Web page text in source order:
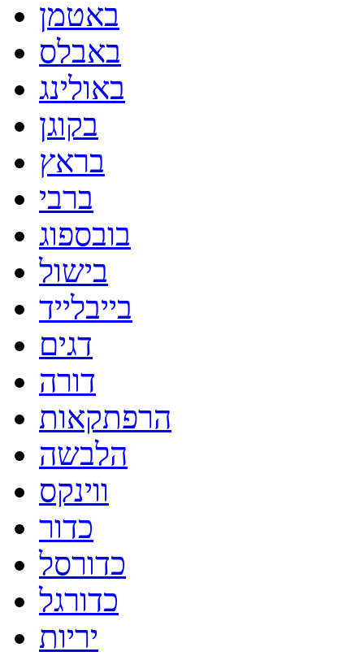
באטמן
באבלס
באולינג
בקוגן
בראץ
ברבי
בובספוג
בישול
בייבלייד
דגים
דורה
הרפתקאות
הלבשה
ווינקס
כדור
כדורסל
כדורגל
יריות